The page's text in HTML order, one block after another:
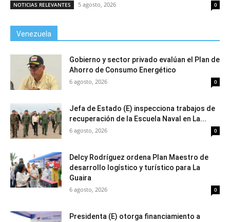
NOTICIAS RELEVANTES 5 agosto, 2026 0
Venezuela
Gobierno y sector privado evalúan el Plan de
Ahorro de Consumo Energético
6 agosto, 2026 0
Jefa de Estado (E) inspecciona trabajos de
recuperación de la Escuela Naval en La...
6 agosto, 2026 0
Delcy Rodríguez ordena Plan Maestro de
desarrollo logístico y turístico para La
Guaira
6 agosto, 2026 0
Presidenta (E) otorga financiamiento a